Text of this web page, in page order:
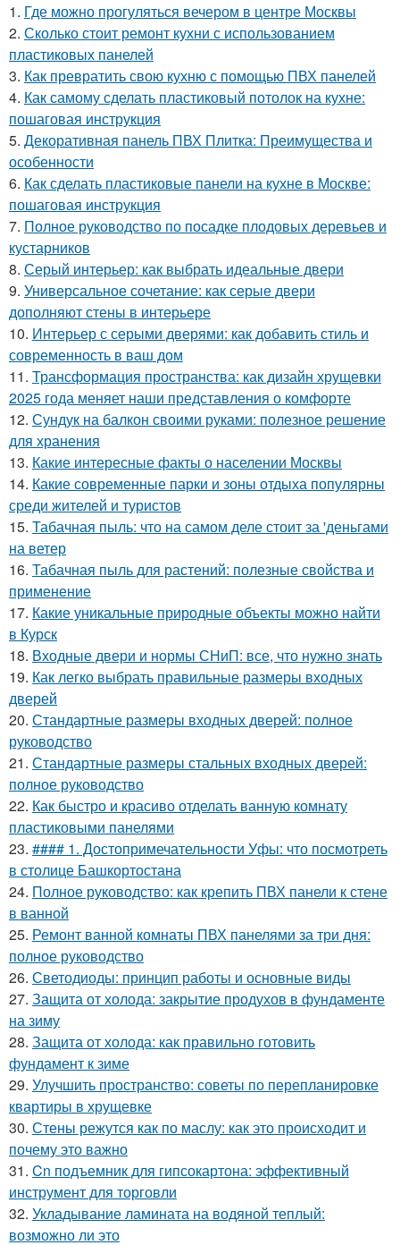
1. Где можно прогуляться вечером в центре Москвы
2. Сколько стоит ремонт кухни с использованием
пластиковых панелей
3. Как превратить свою кухню с помощью ПВХ панелей
4. Как самому сделать пластиковый потолок на кухне:
пошаговая инструкция
5. Декоративная панель ПВХ Плитка: Преимущества и
особенности
6. Как сделать пластиковые панели на кухне в Москве:
пошаговая инструкция
7. Полное руководство по посадке плодовых деревьев и
кустарников
8. Серый интерьер: как выбрать идеальные двери
9. Универсальное сочетание: как серые двери
дополняют стены в интерьере
10. Интерьер с серыми дверями: как добавить стиль и
современность в ваш дом
11. Трансформация пространства: как дизайн хрущевки
2025 года меняет наши представления о комфорте
12. Сундук на балкон своими руками: полезное решение
для хранения
13. Какие интересные факты о населении Москвы
14. Какие современные парки и зоны отдыха популярны
среди жителей и туристов
15. Табачная пыль: что на самом деле стоит за 'деньгами
на ветер
16. Табачная пыль для растений: полезные свойства и
применение
17. Какие уникальные природные объекты можно найти
в Курск
18. Входные двери и нормы СНиП: все, что нужно знать
19. Как легко выбрать правильные размеры входных
дверей
20. Стандартные размеры входных дверей: полное
руководство
21. Стандартные размеры стальных входных дверей:
полное руководство
22. Как быстро и красиво отделать ванную комнату
пластиковыми панелями
23. #### 1. Достопримечательности Уфы: что посмотреть
в столице Башкортостана
24. Полное руководство: как крепить ПВХ панели к стене
в ванной
25. Ремонт ванной комнаты ПВХ панелями за три дня:
полное руководство
26. Светодиоды: принцип работы и основные виды
27. Защита от холода: закрытие продухов в фундаменте
на зиму
28. Защита от холода: как правильно готовить
фундамент к зиме
29. Улучшить пространство: советы по перепланировке
квартиры в хрущевке
30. Стены режутся как по маслу: как это происходит и
почему это важно
31. Cn подъемник для гипсокартона: эффективный
инструмент для торговли
32. Укладывание ламината на водяной теплый:
возможно ли это